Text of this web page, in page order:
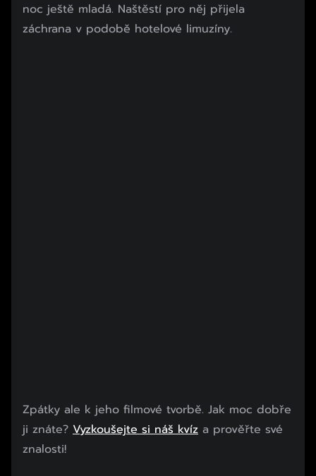
noc ještě mladá. Naštěstí pro něj přijela
záchrana v podobě hotelové limuzíny.
Zpátky ale k jeho filmové tvorbě. Jak moc dobře
ji znáte? Vyzkoušejte si náš kvíz a prověřte své
znalosti!